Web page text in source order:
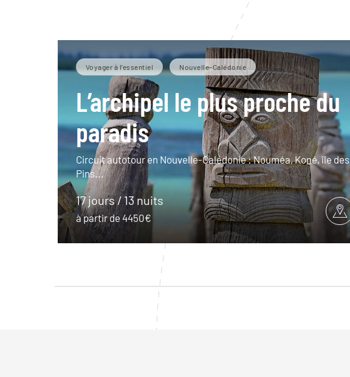
Voyager à l’essentiel Nouvelle-Calédonie
L’archipel le plus proche du
paradis
Circuit autotour en Nouvelle-Calédonie : Nouméa, Koné, île des
Pins...
17 jours / 13 nuits
à partir de 4450€